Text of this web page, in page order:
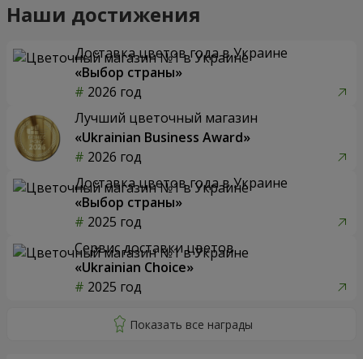
Наши достижения
Доставка цветов года в Украине
«Выбор страны»
2026 год
Лучший цветочный магазин
«Ukrainian Business Award»
2026 год
Доставка цветов года в Украине
«Выбор страны»
2025 год
Сервис доставки цветов
«Ukrainian Choice»
2025 год